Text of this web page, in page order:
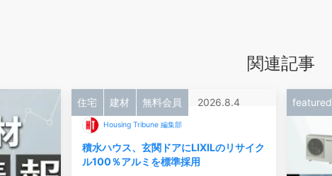
関連記事
住宅 建材 無料会員 2026.8.4
Housing Tribune 編集部
積水ハウス、玄関ドアにLIXILのリサイク
ル100％アルミを標準採用
featured